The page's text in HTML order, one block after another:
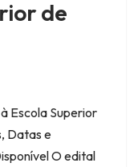
de
Escola Superior
Datas e
O edital